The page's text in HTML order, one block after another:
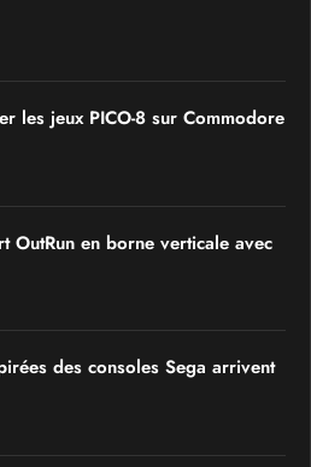
les jeux PICO-8 sur Commodore
OutRun en borne verticale avec
des consoles Sega arrivent